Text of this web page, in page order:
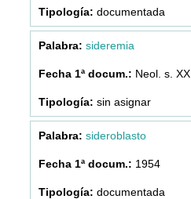
documentada
sideremia
Neol. s. XX
sin asignar
sideroblasto
1954
documentada